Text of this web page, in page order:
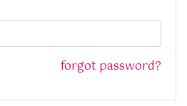
forgot password?